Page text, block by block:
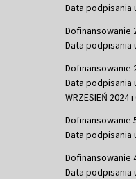
Data podpisania
Dofinansowanie
Data podpisania
Dofinansowanie
Data podpisania
WRZESIEŃ 2024
Dofinansowanie
Data podpisania
Dofinansowanie
Data podpisania